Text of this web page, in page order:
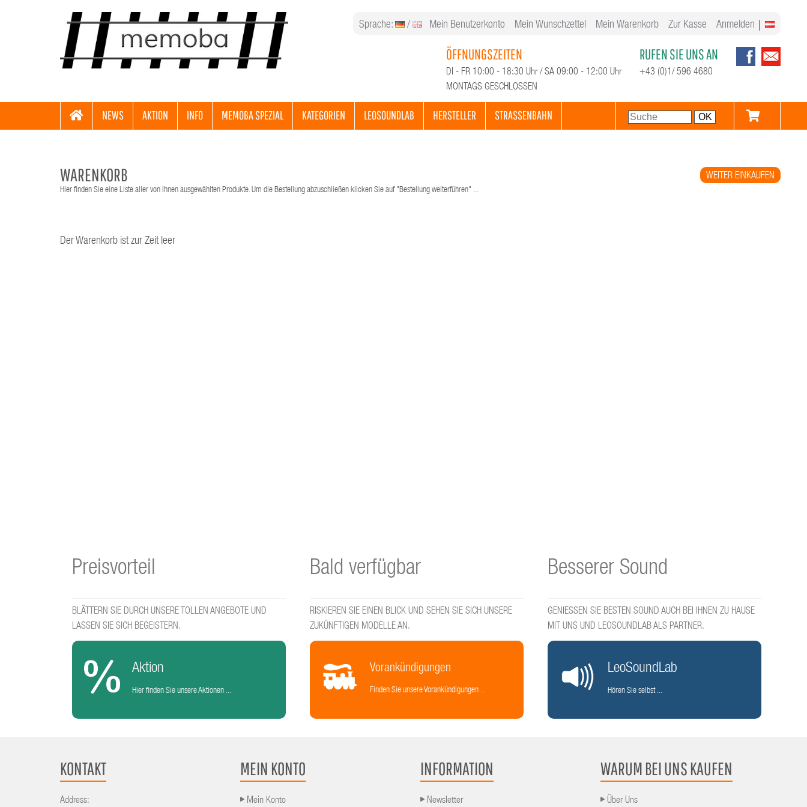
Sprache: / Mein Benutzerkonto Mein Wunschzettel Mein Warenkorb Zur Kasse Anmelden
ÖFFNUNGSZEITEN
DI - FR 10:00 - 18:30 Uhr / SA 09:00 - 12:00 Uhr
MONTAGS GESCHLOSSEN
RUFEN SIE UNS AN
+43 (0)1/ 596 4680
NEWS AKTION INFO MEMOBA SPEZIAL KATEGORIEN LEOSOUNDLAB HERSTELLER STRASSENBAHN
WEITER EINKAUFEN
WARENKORB
Hier finden Sie eine Liste aller von Ihnen ausgewählten Produkte. Um die Bestellung abzuschließen klicken Sie auf "Bestellung weiterführen" ...
Der Warenkorb ist zur Zeit leer
Preisvorteil Bald verfügbar Besserer Sound
BLÄTTERN SIE DURCH UNSERE TOLLEN ANGEBOTE UND
LASSEN SIE SICH BEGEISTERN.
RISKIEREN SIE EINEN BLICK UND SEHEN SIE SICH UNSERE
ZUKÜNFTIGEN MODELLE AN.
GENIESSEN SIE BESTEN SOUND AUCH BEI IHNEN ZU HAUSE
MIT UNS UND LEOSOUNDLAB ALS PARTNER.
Aktion
Hier finden Sie unsere Aktionen ...
Vorankündigungen
Finden Sie unsere Vorankündigungen ...
LeoSoundLab
Hören Sie selbst ...
KONTAKT
Address:
MEIN KONTO
Mein Konto
INFORMATION
Newsletter
WARUM BEI UNS KAUFEN
Über Uns